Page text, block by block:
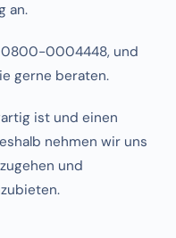
an.
0800-0004448, und
gerne beraten.
ist und einen
nehmen wir uns
und